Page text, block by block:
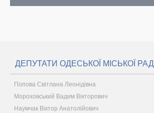
ДЕПУТАТИ ОДЕСЬКОЇ МІСЬКОЇ
Попова Світлана Леонідівна
Мороховський Вадим Вікторович
Наумчак Віктор Анатолійович